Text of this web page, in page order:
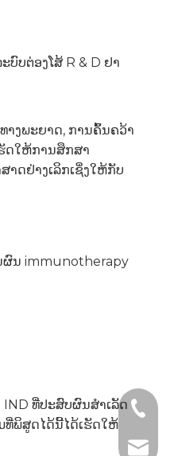
ບຕ່ອງໂສ້ R & D ຢາ
າງພະຍາດ, ການຄົ້ນຄວ້າ
ດໃຫ້ການສຶກສາ
ດຢ່າງເລິກເຊິ່ງໃຫ້ກັບ
ຜົນ immunotherapy
ທີ່ປະສົບຜົນສໍາເລັດ
ທີ່ພິສູດໄດ້ນີ້ໄດ້ເຮັດໃຫ້
+1
+86-